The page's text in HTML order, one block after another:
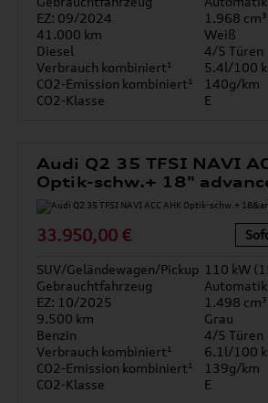
EZ: 09/2024
1.968 cm³
41.000 km
Weiß
Diesel
4/5 Türen
Verbrauch kombiniert¹
5.4l/100
CO2-Emission kombiniert¹
140g/km
CO2-Klasse
E
Audi Q2 35 TFSI NAVI
Optik-schw.+ 18"
33.950,00 €
SUV/Geländewagen/Pickup 110 kW
Gebrauchtfahrzeug
Automatik
EZ: 10/2025
1.498 cm³
9.500 km
Grau
Benzin
4/5 Türen
Verbrauch kombiniert¹
6.1l/100
CO2-Emission kombiniert¹
139g/km
CO2-Klasse
E